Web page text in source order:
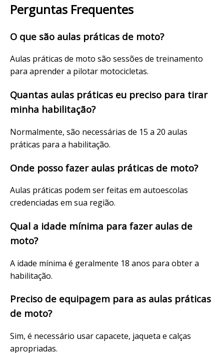
Perguntas Frequentes
O que são aulas práticas de moto?
Aulas práticas de moto são sessões de treinamento
para aprender a pilotar motocicletas.
Quantas aulas práticas eu preciso para tirar
minha habilitação?
Normalmente, são necessárias de 15 a 20 aulas
práticas para a habilitação.
Onde posso fazer aulas práticas de moto?
Aulas práticas podem ser feitas em autoescolas
credenciadas em sua região.
Qual a idade mínima para fazer aulas de
moto?
A idade mínima é geralmente 18 anos para obter a
habilitação.
Preciso de equipagem para as aulas práticas
de moto?
Sim, é necessário usar capacete, jaqueta e calças
apropriadas.